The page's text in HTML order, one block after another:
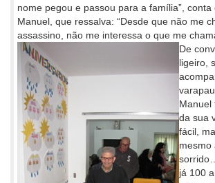
nome pegou e passou para a família”,
Manuel, que ressalva: “Desde que não me
assassino, não me interessa o que me
De
ligeiro,
Manuel
da sua
fácil,
mesmo
já 100